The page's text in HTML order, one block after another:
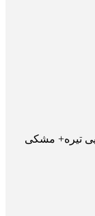
تیره+ مشکی